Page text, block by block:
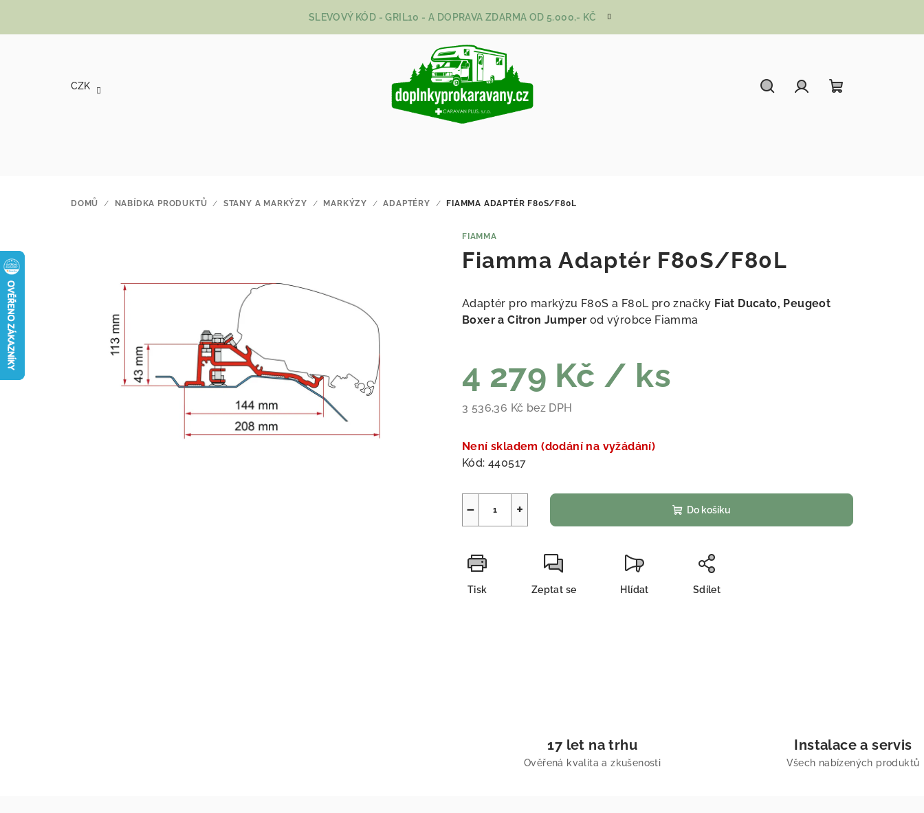
SLEVOVÝ KÓD - GRIL10 - A DOPRAVA ZDARMA OD 5.000,- KČ
CZK
DOMŮ / NABÍDKA PRODUKTŮ / STANY A MARKÝZY / MARKÝZY / ADAPTÉRY / FIAMMA ADAPTÉR F80S/F80L
FIAMMA
Fiamma Adaptér F80S/F80L
Adaptér pro markýzu F80S a F80L pro značky Fiat Ducato, Peugeot
Boxer a Citron Jumper od výrobce Fiamma
4 279 Kč / ks
3 536,36 Kč bez DPH
Není skladem (dodání na vyžádání)
Kód: 440517
+
− Do košíku
Tisk Zeptat se Hlídat Sdílet
17 let na trhu
Ověřená kvalita a zkušenosti
Instalace a servis
Všech nabízených produktů